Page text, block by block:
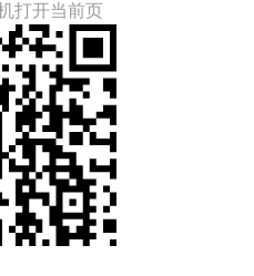
打开当前页